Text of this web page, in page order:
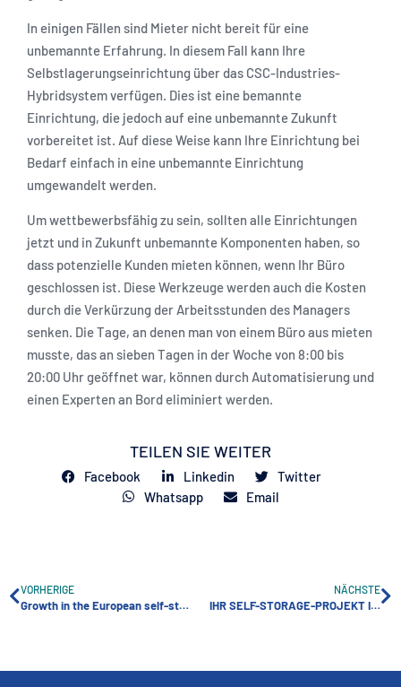
In einigen Fällen sind Mieter nicht bereit für eine
unbemannte Erfahrung. In diesem Fall kann Ihre
Selbstlagerungseinrichtung über das CSC-Industries-
Hybridsystem verfügen. Dies ist eine bemannte
Einrichtung, die jedoch auf eine unbemannte Zukunft
vorbereitet ist. Auf diese Weise kann Ihre Einrichtung bei
Bedarf einfach in eine unbemannte Einrichtung
umgewandelt werden.
Um wettbewerbsfähig zu sein, sollten alle Einrichtungen
jetzt und in Zukunft unbemannte Komponenten haben, so
dass potenzielle Kunden mieten können, wenn Ihr Büro
geschlossen ist. Diese Werkzeuge werden auch die Kosten
durch die Verkürzung der Arbeitsstunden des Managers
senken. Die Tage, an denen man von einem Büro aus mieten
musste, das an sieben Tagen in der Woche von 8:00 bis
20:00 Uhr geöffnet war, können durch Automatisierung und
einen Experten an Bord eliminiert werden.
TEILEN SIE WEITER
Facebook Linkedin
Twitter
Whatsapp
Email
VORHERIGE
Growth in the European self-storage market investment
NÄCHSTE
IHR SELF-STORAGE-PROJEKT IN 5 SCHRITTEN